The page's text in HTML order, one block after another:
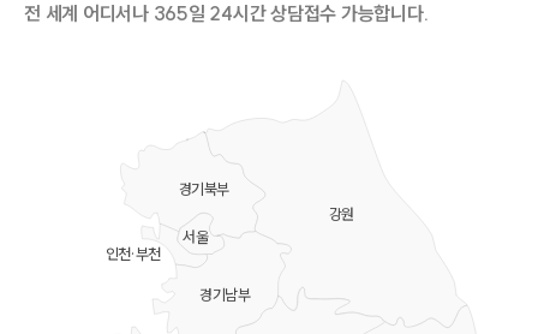
전 세계 어디서나 365일 24시간 상담접수 가능합니다.
강원
경기북부
경기남부
서울
인천·부천